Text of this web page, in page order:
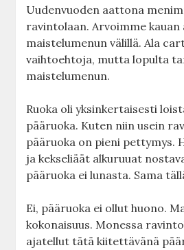
Uudenvuoden aattona
ravintolaan. Arvoimme
maistelumenun välillä. Ala
vaihtoehtoja, mutta lopulta
maistelumenun.
Ruoka oli yksinkertaisesti
pääruoka. Kuten niin usein
pääruoka on pieni pettymys.
ja kekseliäät alkuruuat
pääruoka ei lunasta. Sama
Ei, pääruoka ei ollut huono.
kokonaisuus. Monessa
ajatellut tätä kiitettävänä